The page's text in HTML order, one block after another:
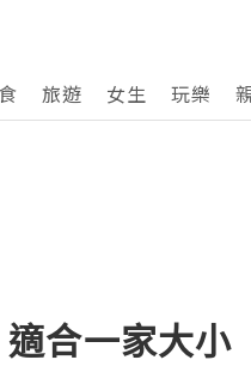
旅遊 女生 玩樂
合一家大小